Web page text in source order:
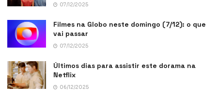
07/12/2025
Filmes na Globo neste domingo (7/12): o que
vai passar
07/12/2025
Últimos dias para assistir este dorama na
Netflix
06/12/2025